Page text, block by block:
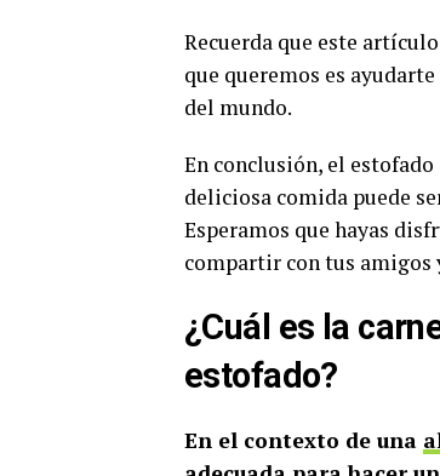
Recuerda que este
que queremos es
del mundo.
En conclusión, el estofado
deliciosa comida puede
Esperamos que hayas
compartir con tus amigos
¿Cuál es la
estofado?
En el contexto de una